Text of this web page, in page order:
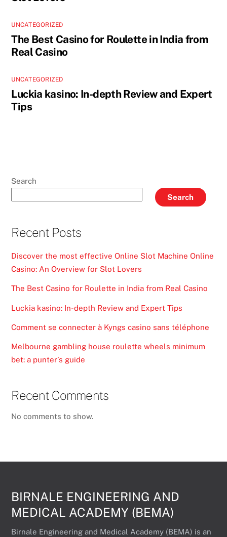
UNCATEGORIZED
The Best Casino for Roulette in India from
Real Casino
UNCATEGORIZED
Luckia kasino: In-depth Review and Expert
Tips
Search
Search
Recent Posts
Discover the most effective Online Slot Machine Online
Casino: An Overview for Slot Lovers
The Best Casino for Roulette in India from Real Casino
Luckia kasino: In-depth Review and Expert Tips
Comment se connecter à Kyngs casino sans téléphone
Melbourne gambling house roulette wheels minimum
bet: a punter’s guide
Recent Comments
No comments to show.
BIRNALE ENGINEERING AND
MEDICAL ACADEMY (BEMA)
Birnale Engineering and Medical Academy (BEMA) is an